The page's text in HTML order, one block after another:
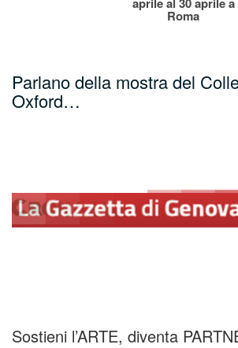
Roma
Parlano della mostra del
Oxford…
Sostieni l’ARTE, diventa